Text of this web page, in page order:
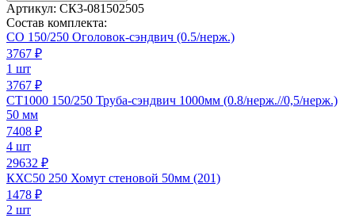
Артикул: СК3-081502505
Состав комплекта:
СО 150/250 Оголовок-сэндвич (0.5/нерж.)
3767 ₽
1 шт
3767 ₽
СТ1000 150/250 Труба-сэндвич 1000мм (0.8/нерж.//0,5/нерж.)
50 мм
7408 ₽
4 шт
29632 ₽
КХС50 250 Хомут стеновой 50мм (201)
1478 ₽
2 шт